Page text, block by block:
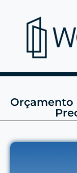
Orçamento